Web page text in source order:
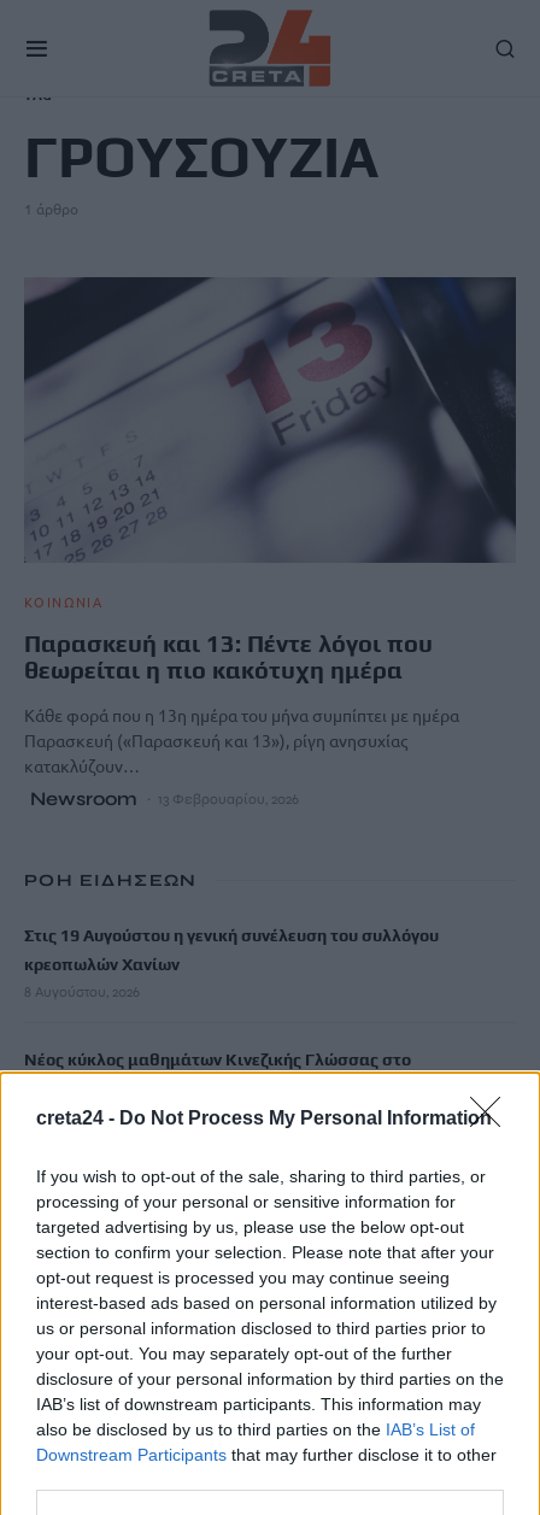
creta24 - Do Not Process My Personal Information
If you wish to opt-out of the sale, sharing to third parties, or
processing of your personal or sensitive information for
targeted advertising by us, please use the below opt-out
section to confirm your selection. Please note that after your
opt-out request is processed you may continue seeing
interest-based ads based on personal information utilized by
us or personal information disclosed to third parties prior to
your opt-out. You may separately opt-out of the further
disclosure of your personal information by third parties on the
IAB’s list of downstream participants. This information may
also be disclosed by us to third parties on the IAB’s List of
Downstream Participants that may further disclose it to other
TAG
ΓΡΟΥΣΟΥΖΙΑ
1 άρθρο
ΚΟΙΝΩΝΙΑ
Παρασκευή και 13: Πέντε λόγοι που
θεωρείται η πιο κακότυχη ημέρα
Κάθε φορά που η 13η ημέρα του μήνα συμπίπτει με ημέρα
Παρασκευή («Παρασκευή και 13»), ρίγη ανησυχίας
κατακλύζουν…
Newsroom 13 Φεβρουαρίου, 2026
ΡΟΗ ΕΙΔΗΣΕΩΝ
Στις 19 Αυγούστου η γενική συνέλευση του συλλόγου
κρεοπωλών Χανίων
8 Αυγούστου, 2026
Νέος κύκλος μαθημάτων Κινεζικής Γλώσσας στο
8 Αυγούστου, 2026
Άνοια: Ποια είναι τα επαγγέλματα που προστατεύουν τον
εγκέφαλο
8 Αυγούστου, 2026
Επίδομα €391 από τον ΟΠΕΚΑ, χωρίς εισοδηματικά κριτήρια:
Η προϋπόθεση
8 Αυγούστου, 2026
Θεατρική αφήγηση «Έρευσεν ύδωρ» στο Δημοτικό Σχολείο
Κεφαλά
8 Αυγούστου, 2026